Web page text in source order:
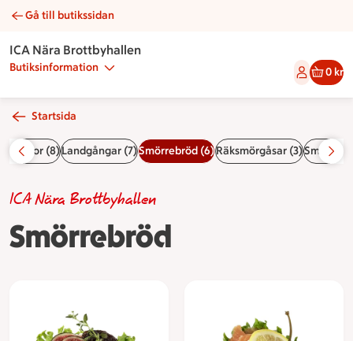
Smörrebröd | Catering ICA Nära Brottbyhallen
Gå till butikssidan
ICA Nära Brottbyhallen
Butiksinformation 0 kr
Startsida
(8)Landgångar (7)Smörrebröd (6)Räksmörgåsar (3)
Smörrebröd
ICA Nära Brottbyhallen